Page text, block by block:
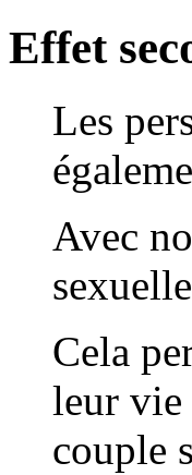
Effet
Les
Avec
Cela
leur vie
couple